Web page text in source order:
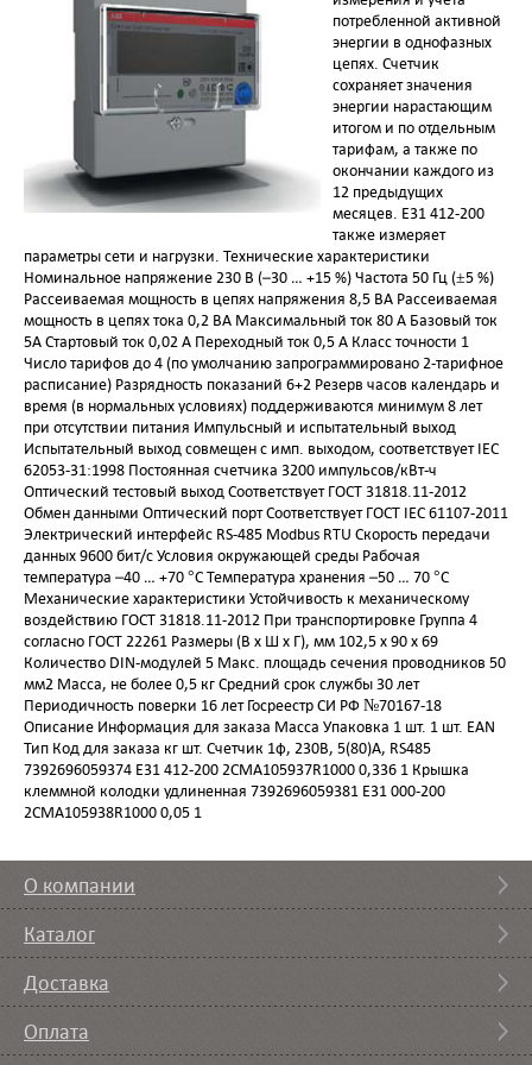
потребленной активной
энергии в однофазных
цепях. Счетчик
сохраняет значения
энергии нарастающим
итогом и по отдельным
тарифам, а также по
окончании каждого из
12 предыдущих
месяцев. E31 412-200
также измеряет
параметры сети и нагрузки. Технические характеристики
Номинальное напряжение 230 В (–30 … +15 %) Частота 50 Гц (±5 %)
Рассеиваемая мощность в цепях напряжения 8,5 ВА Рассеиваемая
мощность в цепях тока 0,2 ВА Максимальный ток 80 A Базовый ток
5А Стартовый ток 0,02 A Переходный ток 0,5 A Класс точности 1
Число тарифов до 4 (по умолчанию запрограммировано 2-тарифное
расписание) Разрядность показаний 6+2 Резерв часов календарь и
время (в нормальных условиях) поддерживаются минимум 8 лет
при отсутствии питания Импульсный и испытательный выход
Испытательный выход совмещен с имп. выходом, соответствует IEC
62053-31:1998 Постоянная счетчика 3200 импульсов/кВт-ч
Оптический тестовый выход Соответствует ГОСТ 31818.11-2012
Обмен данными Оптический порт Соответствует ГОСТ IEC 61107-2011
Электрический интерфейс RS-485 Modbus RTU Скорость передачи
данных 9600 бит/с Условия окружающей среды Рабочая
температура –40 … +70 °C Температура хранения –50 … 70 °C
Механические характеристики Устойчивость к механическому
воздействию ГОСТ 31818.11-2012 При транспортировке Группа 4
согласно ГОСТ 22261 Размеры (В х Ш х Г), мм 102,5 x 90 x 69
Количество DIN-модулей 5 Макс. площадь сечения проводников 50
мм2 Масса, не более 0,5 кг Средний срок службы 30 лет
Периодичность поверки 16 лет Госреестр СИ РФ №70167-18
Описание Информация для заказа Масса Упаковка 1 шт. 1 шт. EAN
Тип Код для заказа кг шт. Счетчик 1ф, 230В, 5(80)А, RS485
7392696059374 E31 412-200 2CMA105937R1000 0,336 1 Крышка
клеммной колодки удлиненная 7392696059381 E31 000-200
2CMA105938R1000 0,05 1
О компании
Каталог
Доставка
Оплата